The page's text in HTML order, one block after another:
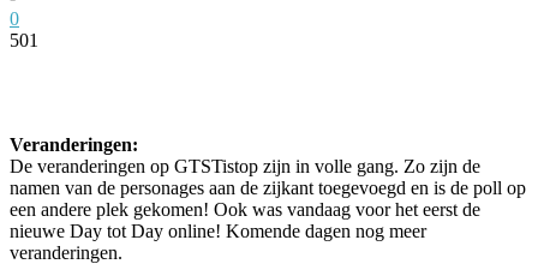
0
501
Veranderingen:
De veranderingen op GTSTistop zijn in volle gang. Zo zijn de
namen van de personages aan de zijkant toegevoegd en is de poll op
een andere plek gekomen! Ook was vandaag voor het eerst de
nieuwe Day tot Day online! Komende dagen nog meer
veranderingen.